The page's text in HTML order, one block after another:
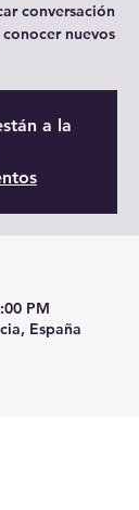
conversación
nuevos
a la
PM
España